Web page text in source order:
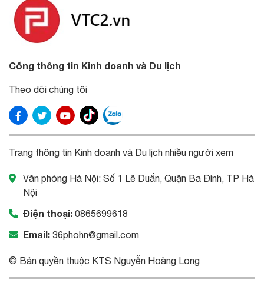
Cổng thông tin Kinh doanh và Du lịch
Theo dõi chúng tôi
Trang thông tin Kinh doanh và Du lịch nhiều người xem
Văn phòng Hà Nội: Số 1 Lê Duẩn, Quận Ba Đình, TP Hà
Nội
Điện thoại: 0865699618
Email: 36phohn@gmail.com
© Bản quyền thuộc KTS Nguyễn Hoàng Long